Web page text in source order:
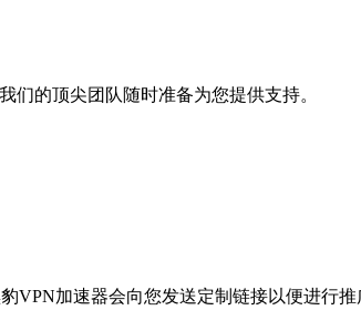
们的顶尖团队随时准备为您提供支持。
VPN加速器会向您发送定制链接以便进行推